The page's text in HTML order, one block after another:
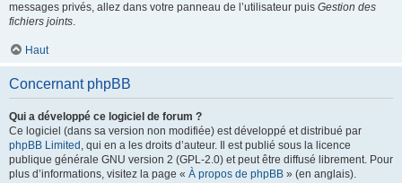
messages privés, allez dans votre panneau de l’utilisateur puis Gestion des
fichiers joints.
Haut
Concernant phpBB
Qui a développé ce logiciel de forum ?
Ce logiciel (dans sa version non modifiée) est développé et distribué par
phpBB Limited , qui en a les droits d’auteur. Il est publié sous la licence
publique générale GNU version 2 (GPL-2.0) et peut être diffusé librement. Pour
plus d’informations, visitez la page « À propos de phpBB » (en anglais).